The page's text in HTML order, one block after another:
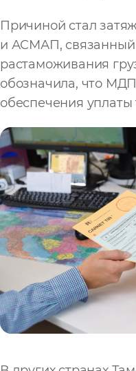
Причиной стал
и АСМАП,
растаможивания
обозначила, что
обеспечения